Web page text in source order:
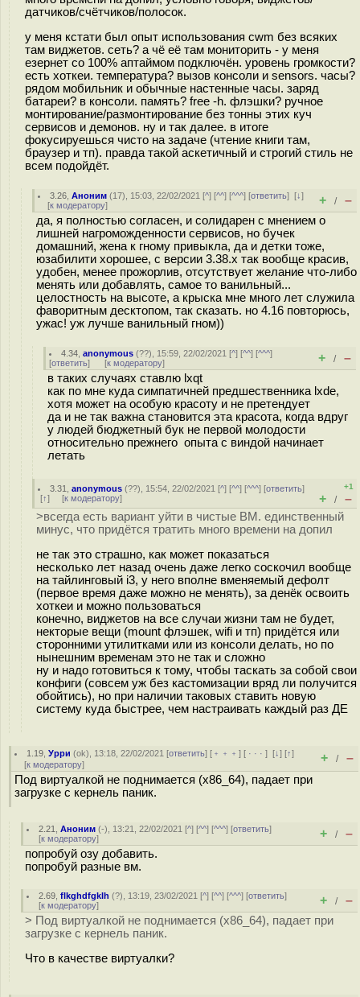
датчиков/счётчиков/полосок.
у меня кстати был опыт использования cwm без всяких
там виджетов. сеть? а чё её там мониторить - у меня
езернет со 100% аптаймом подключён. уровень громкости?
есть хоткеи. температура? вызов консоли и sensors. часы?
рядом мобильник и обычные настенные часы. заряд
батареи? в консоли. память? free -h. флэшки? ручное
монтирование/размонтирование без тонны этих куч
сервисов и демонов. ну и так далее. в итоге
фокусируешься чисто на задаче (чтение книги там,
браузер и тп). правда такой аскетичный и строгий стиль не
всем подойдёт.
3.26 ,Аноним (17), 15:03, 22/02/2021 [^] [^^] [^^^] [ответить][↓]
[к модератору] + / –
да, я полностью согласен, и солидарен с мнением о
лишней нагроможденности сервисов, но бучек
домашний, жена к гному привыкла, да и детки тоже,
юзабилити хорошее, с версии 3.38.х так вообще красив,
удобен, менее прожорлив, отсутствует желание что-либо
менять или добавлять, самое то ванильный...
целостность на высоте, а крыска мне много лет служила
фаворитным десктопом, так сказать. но 4.16 повторюсь,
ужас! уж лучше ванильный гном))
4.34 ,anonymous (??), 15:59, 22/02/2021 [^] [^^] [^^^]
[ответить] [к модератору] + / –
в таких случаях ставлю lxqt
как по мне куда симпатичней предшественника lxde,
хотя может на особую красоту и не претендует
да и не так важна становится эта красота, когда вдруг
у людей бюджетный бук не первой молодости
относительно прежнего опыта с виндой начинает
летать
3.31 ,anonymous (??), 15:54, 22/02/2021 [^] [^^] [^^^] [ответить]
[↑] [к модератору]
+1
+ / –
>всегда есть вариант уйти в чистые ВМ. единственный
минус, что придётся тратить много времени на допил
не так это страшно, как может показаться
несколько лет назад очень даже легко соскочил вообще
на тайлинговый i3, у него вполне вменяемый дефолт
(первое время даже можно не менять), за денёк освоить
хоткеи и можно пользоваться
конечно, виджетов на все случаи жизни там не будет,
некторые вещи (mount флэшек, wifi и тп) придётся или
сторонними утилитками или из консоли делать, но по
нынешним временам это не так и сложно
ну и надо готовиться к тому, чтобы таскать за собой свои
конфиги (совсем уж без кастомизации вряд ли получится
обойтись), но при наличии таковых ставить новую
систему куда быстрее, чем настраивать каждый раз ДЕ
1.19 ,Урри (ok), 13:18, 22/02/2021 [ответить] [ ﹢﹢﹢] [ · · ·][↓] [↑]
[к модератору] + / –
Под виртуалкой не поднимается (x86_64), падает при
загрузке с кернель паник.
2.21 ,Аноним (-), 13:21, 22/02/2021 [^] [^^] [^^^] [ответить]
[к модератору] + / –
попробуй озу добавить.
попробуй разные вм.
2.69 ,flkghdfgklh (?), 13:19, 23/02/2021 [^] [^^] [^^^] [ответить]
[к модератору] + / –
> Под виртуалкой не поднимается (x86_64), падает при
загрузке с кернель паник.
Что в качестве виртуалки?